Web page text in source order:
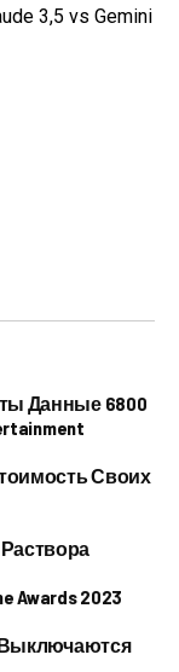
3,5 vs Gemini
Данные 6800
Своих
Awards 2023
Выключаются